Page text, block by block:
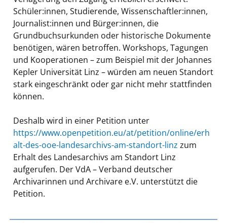
Schüler:innen, Studierende, Wissenschaftler:innen,
Journalist:innen und Bürger:innen, die
Grundbuchsurkunden oder historische Dokumente
benötigen, wären betroffen. Workshops, Tagungen
und Kooperationen – zum Beispiel mit der Johannes
Kepler Universität Linz – würden am neuen Standort
stark eingeschränkt oder gar nicht mehr stattfinden
können.
Deshalb wird in einer Petition unter
https://www.openpetition.eu/at/petition/online/erh
alt-des-ooe-landesarchivs-am-standort-linz zum
Erhalt des Landesarchivs am Standort Linz
aufgerufen. Der VdA – Verband deutscher
Archivarinnen und Archivare e.V. unterstützt die
Petition.